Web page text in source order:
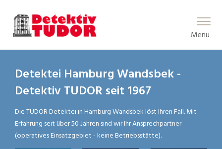
Main Menu
Menü
Detektei Hamburg Wandsbek -
Detektiv TUDOR seit 1967
Die TUDOR Detektei in Hamburg Wandsbek löst Ihren Fall. Mit
Erfahrung seit über 50 Jahren sind wir Ihr Ansprechpartner
(operatives Einsatzgebiet - keine Betriebsstätte).